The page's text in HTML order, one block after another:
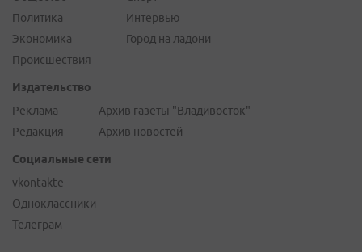
Политика
Экономика
Происшествия
Интервью
Город на ладони
Издательство
Реклама
Редакция
Архив газеты "Владивосток"
Архив новостей
Социальные сети
vkontakte
Одноклассники
Телеграм